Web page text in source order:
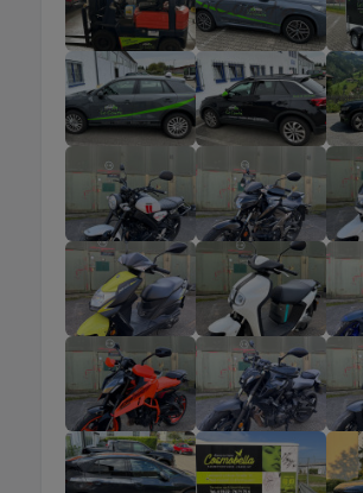
Nächster Termin: siehe Aktuelles Zur
Kursanmeldung